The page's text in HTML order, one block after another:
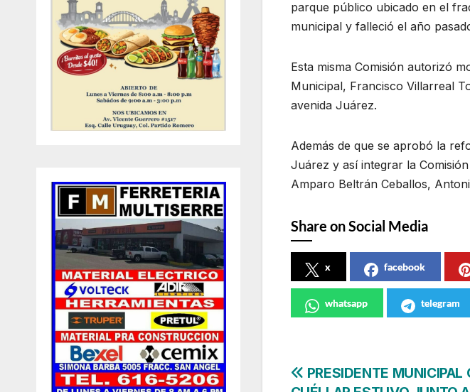
parque público ubicado en el
municipal y falleció el año
Esta misma Comisión autorizó
Municipal, Francisco Villarreal
avenida Juárez.
Además de que se aprobó la
Juárez y así integrar la
Amparo Beltrán Ceballos,
Share on Social Media
x facebook
whatsapp telegram
Navegación
PRESIDENTE MUNICIPAL